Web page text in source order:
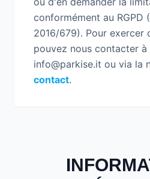
conformément au RGPD
2016/679). Pour exercer
pouvez nous contacter à
info@parkise.it ou via la
contact.